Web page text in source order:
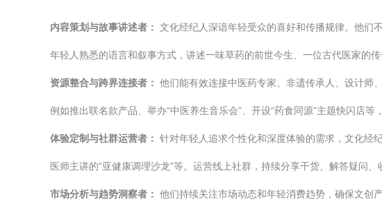
内容策划与故事讲述者： 文化经纪人深谙年轻受众的喜好和传播规律。他们
年轻人熟悉的语言和叙事方式，讲述一味草药的前世今生、一位古代医家的
资源整合与跨界连接者： 他们能有效连接中医药专家、非遗传承人、设计师
例如推出联名款产品、举办“中医养生音乐会”、开设“药食同源”主题快闪店等
体验定制与社群运营者： 针对年轻人追求个性化和深度体验的需求，文化经
医师主讲的“亚健康调理沙龙”等。运营线上社群，持续分享干货、解答疑问
市场分析与趋势洞察者： 他们持续关注市场动态和年轻消费趋势，确保文创